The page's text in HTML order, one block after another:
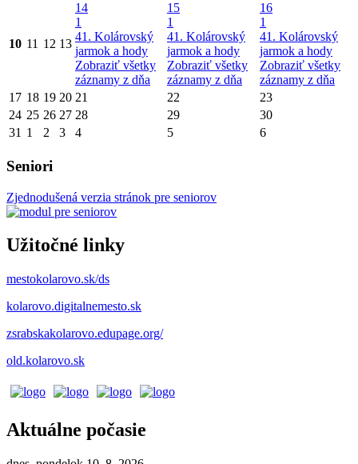
10 11 12 13
14
1
41. Kolárovský
jarmok a hody
Zobraziť všetky
záznamy z dňa
15
1
41. Kolárovský
jarmok a hody
Zobraziť všetky
záznamy z dňa
16
1
41. Kolárovský
jarmok a hody
Zobraziť všetky
záznamy z dňa
17 18 19 20 21 22
23
24 25 26 27 28 29
30
31 1 2 3 4 5 6
Seniori
Zjednodušená verzia stránok pre seniorov
Užitočné linky
mestokolarovo.sk/ds
kolarovo.digitalnemesto.sk
zsrabskakolarovo.edupage.org/
old.kolarovo.sk
Aktuálne počasie